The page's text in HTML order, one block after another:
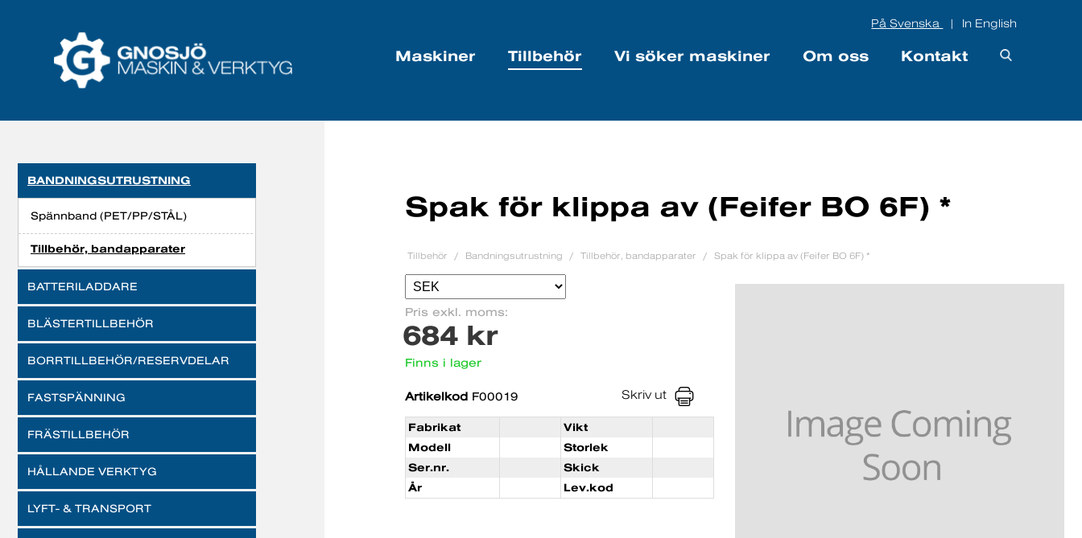
På Svenska In English
Maskiner Tillbehör Vi söker maskiner Om oss Kontakt
BANDNINGSUTRUSTNING
Spännband (PET/PP/STÅL)
Tillbehör, bandapparater
BATTERILADDARE
BLÄSTERTILLBEHÖR
BORRTILLBEHÖR/RESERVDELAR
FASTSPÄNNING
FRÄSTILLBEHÖR
HÅLLANDE VERKTYG
LYFT- & TRANSPORT
Spak för klippa av (Feifer BO 6F) *
Tillbehör Bandningsutrustning Tillbehör, bandapparater Spak för klippa av (Feifer BO 6F) *
Pris exkl. moms:
684 kr
Finns i lager
Artikelkod F00019 Skriv ut
Fabrikat
Vikt
Modell
Storlek
Ser.nr.
Skick
År
Lev.kod